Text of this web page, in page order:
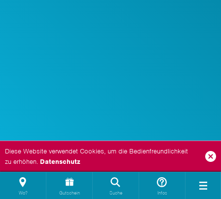
Diese Website verwendet Cookies, um die Bedienfreundlichkeit
zu erhöhen. Datenschutz
Wo? Gutschein Suche Infos